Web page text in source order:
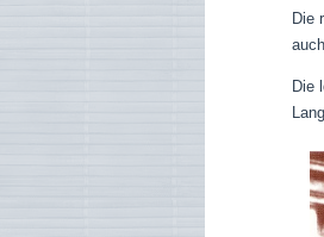
Die
Die